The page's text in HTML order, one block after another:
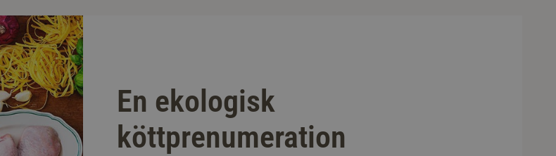
En ekologisk
köttprenumeration